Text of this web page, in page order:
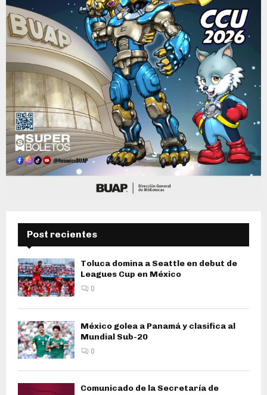
Post recientes
Toluca domina a Seattle en debut de
Leagues Cup en México
0
México golea a Panamá y clasifica al
Mundial Sub-20
0
Comunicado de la Secretaría de